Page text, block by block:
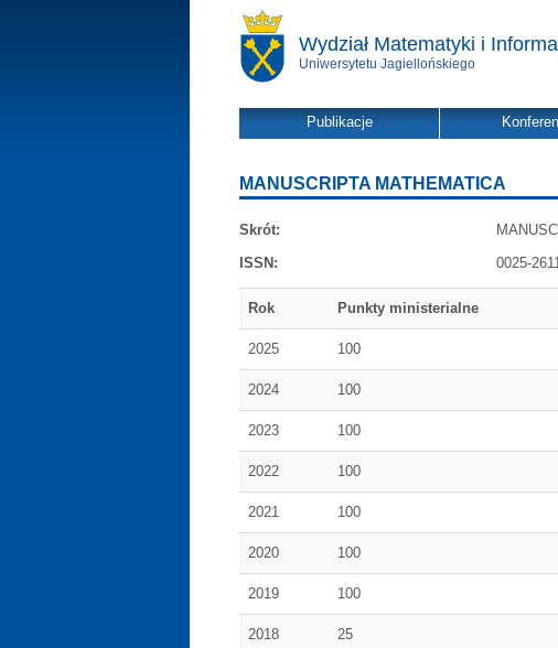
Wydział Matematyki i
Uniwersytetu Jagiellońskiego
Publikacje
MANUSCRIPTA MATHEMATICA
Skrót:
ISSN:
0025-
Rok Punkty ministerialne
2025 100
2024 100
2023 100
2022 100
2021 100
2020 100
2019 100
2018 25